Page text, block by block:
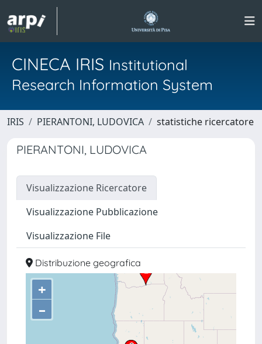
CINECA IRIS Institutional
Research Information System
IRIS PIERANTONI, LUDOVICA statistiche ricercatore
PIERANTONI, LUDOVICA
Visualizzazione Ricercatore
Visualizzazione Pubblicazione
Visualizzazione File
Distribuzione geografica
+
–